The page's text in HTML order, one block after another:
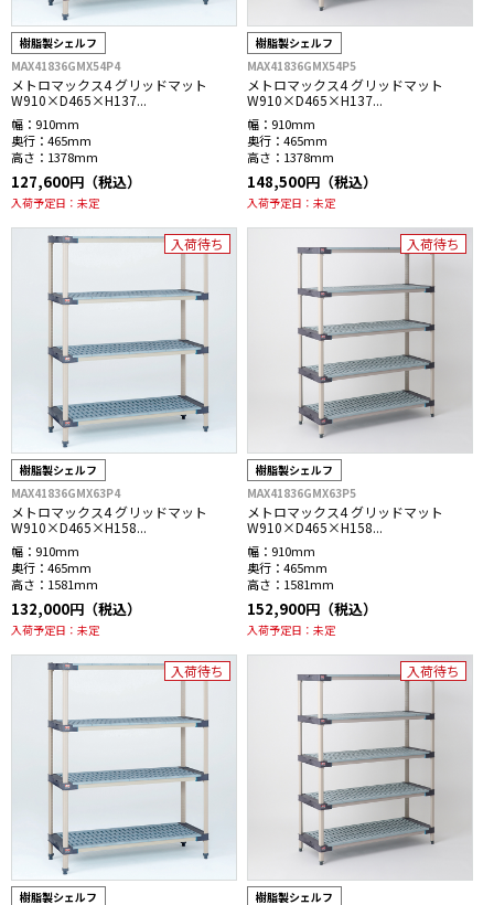
樹脂製シェルフ
MAX41836GMX54P4
メトロマックス4 グリッドマット
W910×D465×H137...
幅： 910mm
奥行： 465mm
高さ： 1378mm
127,600円（税込）
入荷予定日： 未定
樹脂製シェルフ
MAX41836GMX54P5
メトロマックス4 グリッドマット
W910×D465×H137...
幅： 910mm
奥行： 465mm
高さ： 1378mm
148,500円（税込）
入荷予定日： 未定
入荷待ち
樹脂製シェルフ
MAX41836GMX63P4
メトロマックス4 グリッドマット
W910×D465×H158...
幅： 910mm
奥行： 465mm
高さ： 1581mm
132,000円（税込）
入荷予定日： 未定
入荷待ち
樹脂製シェルフ
MAX41836GMX63P5
メトロマックス4 グリッドマット
W910×D465×H158...
幅： 910mm
奥行： 465mm
高さ： 1581mm
152,900円（税込）
入荷予定日： 未定
入荷待ち
樹脂製シェルフ
入荷待ち
樹脂製シェルフ